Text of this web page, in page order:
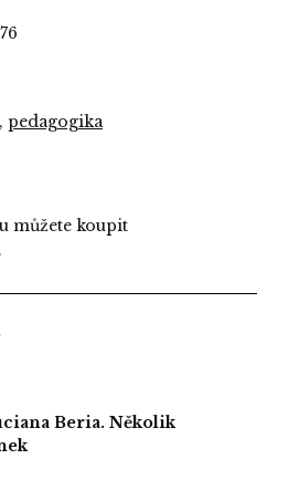
, pedagogika
můžete koupit
Beria. Několik